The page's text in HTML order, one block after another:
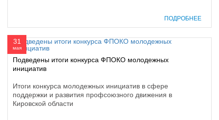
ПОДРОБНЕЕ
31
мая
Подведены итоги конкурса ФПОКО молодежных
инициатив
Итоги конкурса молодежных инициатив в сфере
поддержки и развития профсоюзного движения в
Кировской области